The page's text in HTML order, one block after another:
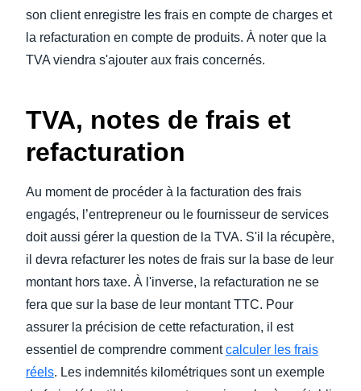
son client enregistre les frais en compte de charges et
la refacturation en compte de produits. À noter que la
TVA viendra s'ajouter aux frais concernés.
TVA, notes de frais et
refacturation
Au moment de procéder à la facturation des frais
engagés, l’entrepreneur ou le fournisseur de services
doit aussi gérer la question de la TVA. S'il la récupère,
il devra refacturer les notes de frais sur la base de leur
montant hors taxe. À l'inverse, la refacturation ne se
fera que sur la base de leur montant TTC. Pour
assurer la précision de cette refacturation, il est
essentiel de comprendre commentcalculer les frais
réels. Les indemnités kilométriques sont un exemple